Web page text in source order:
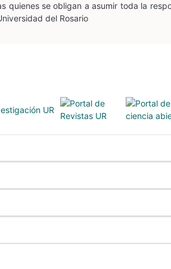
se obligan a asumir toda la
del Rosario